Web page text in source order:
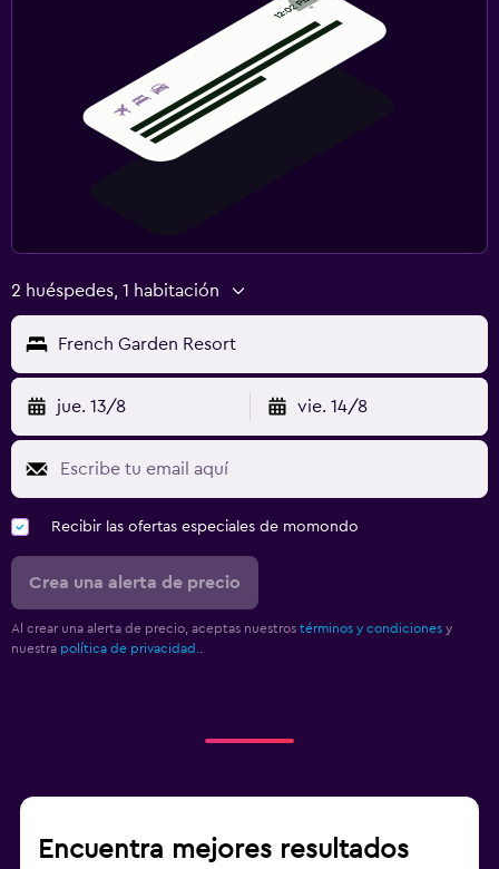
2 huéspedes, 1 habitación
French Garden Resort
jue. 13/8 vie. 14/8
Recibir las ofertas especiales de momondo
Crea una alerta de precio
Al crear una alerta de precio, aceptas nuestros términos y condiciones y
nuestra política de privacidad.
Encuentra mejores resultados